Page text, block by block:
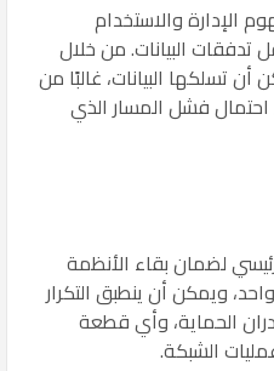
الإدارة والاستخدام
تدفقات البيانات. من خلال
أن تسلكها البيانات، غالبًا من
احتمال فشل المسار الذي
لضمان بقاء الأنظمة
ويمكن أن ينطبق التكرار
الحماية، وأي قطعة
الشبكة.